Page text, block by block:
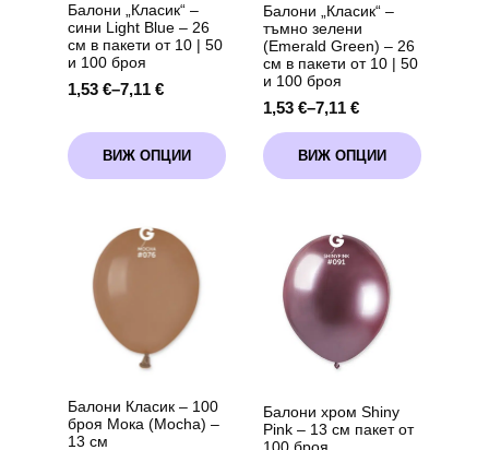
Балони „Класик“ –
сини Light Blue – 26
см в пакети от 10 | 50
и 100 броя
1,53 €–7,11 €
Price
1,53 €
through
7,11 €
ВИЖ ОПЦИИ
This
product
has
options
may
chosen
page
Балони „Класик“ –
тъмно зелени
(Emerald Green) – 26
см в пакети от 10 | 50
и 100 броя
1,53 €–7,11 €
Price
range:
1,53 €
through
ВИЖ ОПЦИИ
This
product
has
options
may
chosen
Балони Класик – 100
броя Мока (Mocha) –
13 см
Балони хром Shiny
Pink – 13 см пакет от